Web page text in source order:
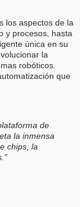
los aspectos de la
y procesos, hasta
única en su
la
robóticos.
que
de
la inmensa
chips, la